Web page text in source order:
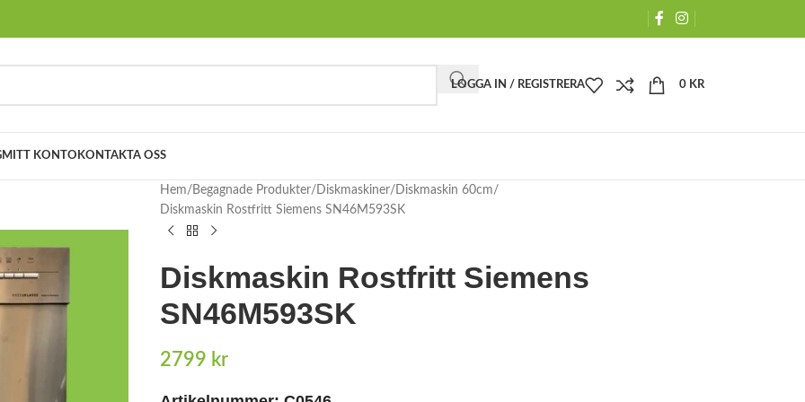
LOGGA IN / REGISTRERA 0 KR
MITT KONTO KONTAKTA OSS
Hem Begagnade Produkter Diskmaskiner Diskmaskin 60cm
Diskmaskin Rostfritt Siemens SN46M593SK
Diskmaskin Rostfritt Siemens
SN46M593SK
2799 kr